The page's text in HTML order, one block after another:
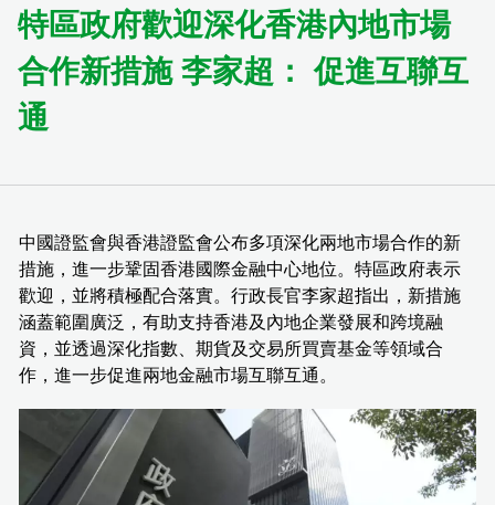
特區政府歡迎深化香港內地市場
合作新措施 李家超： 促進互聯互
通
中國證監會與香港證監會公布多項深化兩地市場合作的新
措施，進一步鞏固香港國際金融中心地位。特區政府表示
歡迎，並將積極配合落實。行政長官李家超指出，新措施
涵蓋範圍廣泛，有助支持香港及內地企業發展和跨境融
資，並透過深化指數、期貨及交易所買賣基金等領域合
作，進一步促進兩地金融市場互聯互通。